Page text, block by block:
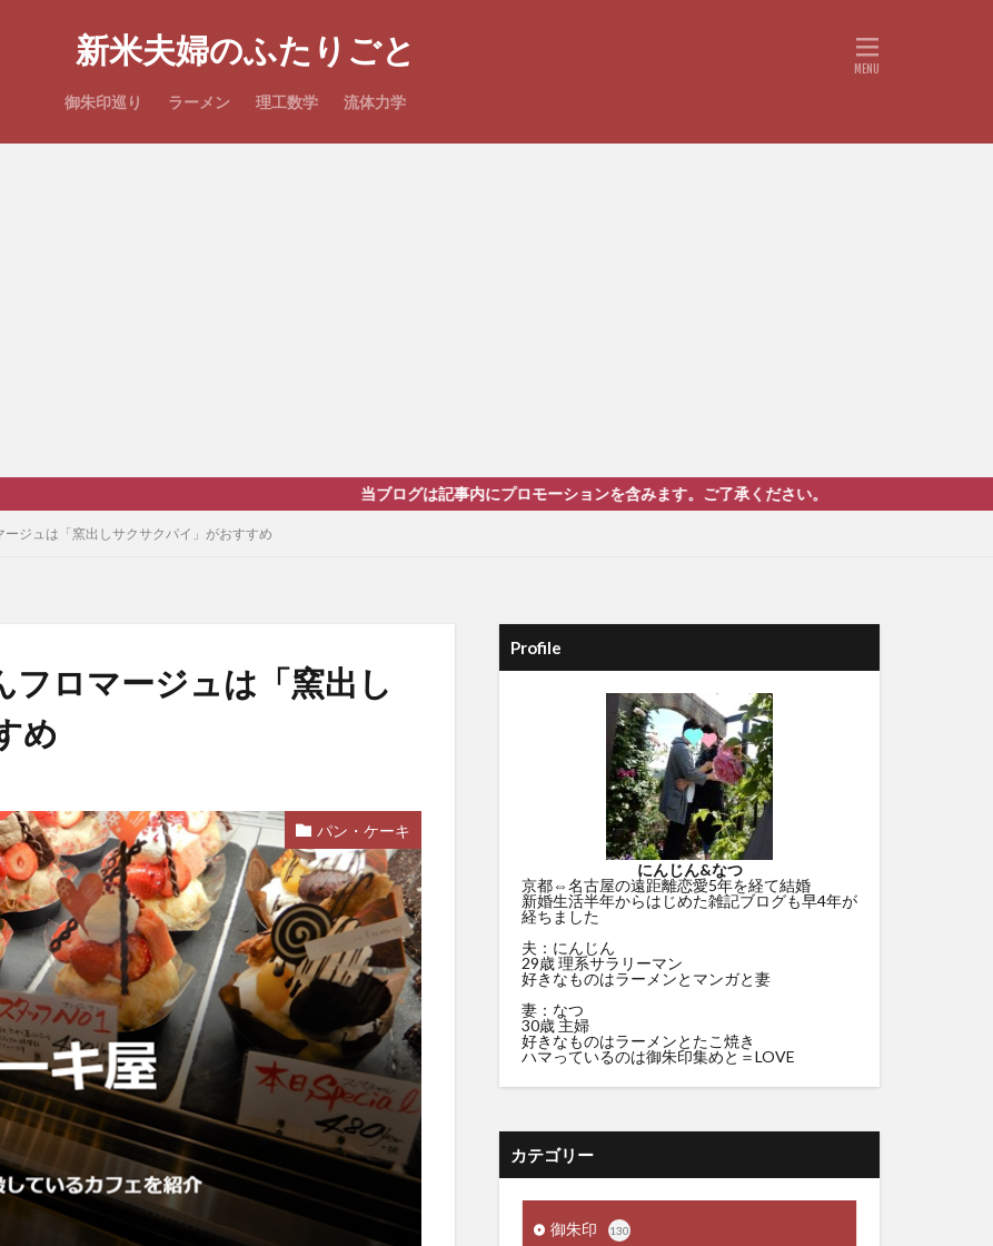
新米夫婦のふたりごと
御朱印巡り ラーメン 理工数学 流体力学
当ブログは記事内にプロモーションを含みます。ご了承ください。
ジュは「窯出しサクサクパイ」がおすすめ
フロマージュは「窯出し
め
パン・ケーキ
Profile
にんじん&なつ
京都⇔名古屋の遠距離恋愛5年を経て結婚
新婚生活半年からはじめた雑記ブログも早4年が
経ちました
夫：にんじん
29歳 理系サラリーマン
好きなものはラーメンとマンガと妻
妻：なつ
30歳 主婦
好きなものはラーメンとたこ焼き
ハマっているのは御朱印集めと＝LOVE
カテゴリー
御朱印 130